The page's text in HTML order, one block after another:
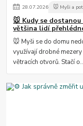
28.07.2026 🐭 Myši a
🐭 Kudy se
většina lidí
🐭 Myši se do domu
využívají drobné
větracích otvorů. Stačí